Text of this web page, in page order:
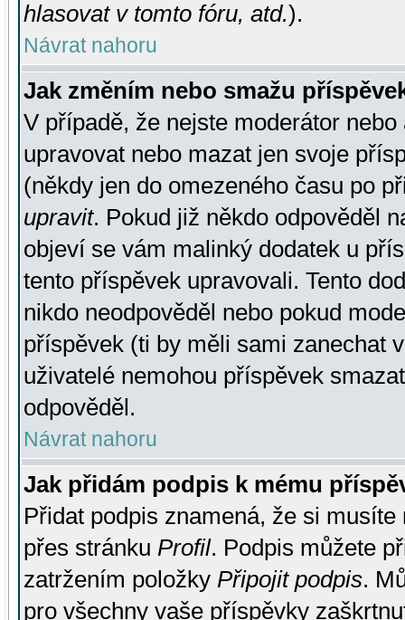
hlasovat v tomto fóru, atd.).
Návrat nahoru
Jak změním nebo smažu
V případě, že nejste moderátor
upravovat nebo mazat jen svoje
(někdy jen do omezeného času po
upravit. Pokud již někdo odpověděl
objeví se vám malinký dodatek u
tento příspěvek upravovali. Tento
nikdo neodpověděl nebo pokud
příspěvek (ti by měli sami zanechat
uživatelé nemohou příspěvek
odpověděl.
Návrat nahoru
Jak přidám podpis k mému
Přidat podpis znamená, že si
přes stránku Profil. Podpis můžete
zatržením položky Připojit podpis.
pro všechny vaše příspěvky